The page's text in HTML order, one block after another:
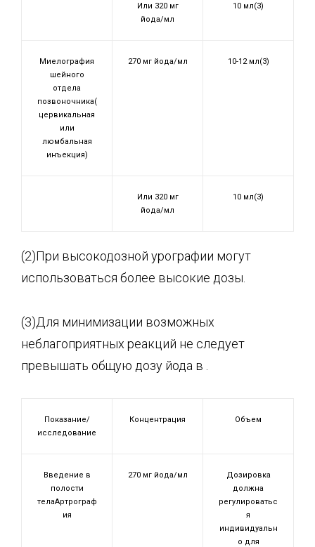
Или 320 мг
йода/мл
10 мл(3)
Миелография
шейного
отдела
позвоночника(
цервикальная
или
люмбальная
инъекция)
270 мг йода/мл 10-12 мл(3)
Или 320 мг
йода/мл
10 мл(3)
(2)При высокодозной урографии могут
использоваться более высокие дозы.
(3)Для минимизации возможных
неблагоприятных реакций не следует
превышать общую дозу йода в .
Показание/
исследование
Концентрация Объем
Введение в
полости
телаАртрограф
ия
270 мг йода/мл
Дозировка
должна
регулироватьс
я
индивидуальн
о для